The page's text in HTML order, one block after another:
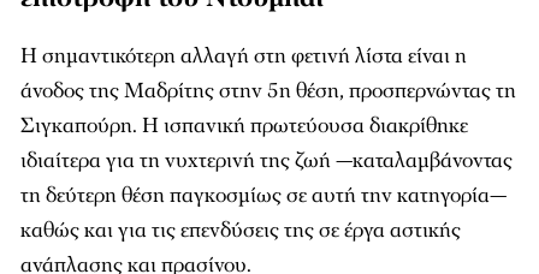
Η σημαντικότερη αλλαγή στη φετινή λίστα είναι η
άνοδος της Μαδρίτης στην 5η θέση, προσπερνώντας τη
Σιγκαπούρη. Η ισπανική πρωτεύουσα διακρίθηκε
ιδιαίτερα για τη νυχτερινή της ζωή —καταλαμβάνοντας
τη δεύτερη θέση παγκοσμίως σε αυτή την κατηγορία—
καθώς και για τις επενδύσεις της σε έργα αστικής
ανάπλασης και πρασίνου.​